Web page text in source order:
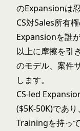
のExpansionは
CS対Sales所有
Expansionを誰
以上に摩擦を引
のモデル、案件
します。
CS-led
($5K-50K)であ
Trainingを持っ